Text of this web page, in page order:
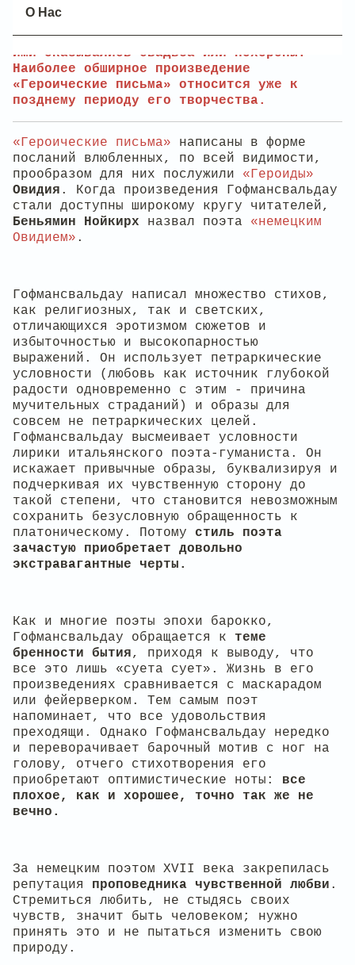
О Нас
Большинство стихотворений
Гофмансвальдау посвящены, так или иначе,
важнейшим событиям жизни человека, обычно
ими оказывались свадьба или похороны.
Наиболее обширное произведение
«Героические письма» относится уже к
позднему периоду его творчества.
«Героические письма» написаны в форме
посланий влюбленных, по всей видимости,
прообразом для них послужили «Героиды»
Овидия . Когда произведения Гофмансвальдау
стали доступны широкому кругу читателей,
Беньямин Нойкирх назвал поэта «немецким
Овидием» .
Гофмансвальдау написал множество стихов,
как религиозных, так и светских,
отличающихся эротизмом сюжетов и
избыточностью и высокопарностью
выражений. Он использует петраркические
условности (любовь как источник глубокой
радости одновременно с этим - причина
мучительных страданий) и образы для
совсем не петраркических целей.
Гофмансвальдау высмеивает условности
лирики итальянского поэта-гуманиста. Он
искажает привычные образы, буквализируя и
подчеркивая их чувственную сторону до
такой степени, что становится невозможным
сохранить безусловную обращенность к
платоническому. Потому стиль поэта
зачастую приобретает довольно
экстравагантные черты.
Как и многие поэты эпохи барокко,
Гофмансвальдау обращается к теме
бренности бытия, приходя к выводу, что
все это лишь «суета сует». Жизнь в его
произведениях сравнивается с маскарадом
или фейерверком. Тем самым поэт
напоминает, что все удовольствия
преходящи. Однако Гофмансвальдау нередко
и переворачивает барочный мотив с ног на
голову, отчего стихотворения его
приобретают оптимистические ноты:
все
плохое, как и хорошее, точно так же не
вечно.
За немецким поэтом XVII века закрепилась
репутация проповедника чувственной любви .
Стремиться любить, не стыдясь своих
чувств, значит быть человеком; нужно
принять это и не пытаться изменить свою
природу.